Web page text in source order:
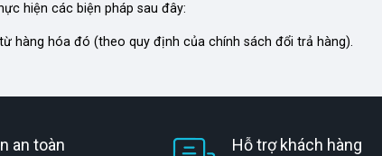
hiện các biện pháp sau đây:
hàng hóa đó (theo quy định của chính sách đổi trả hàng).
an toàn Hỗ trợ khách hàng